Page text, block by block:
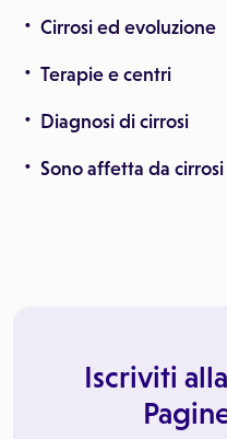
Cirrosi ed evoluzione
Terapie e centri
Diagnosi di cirrosi
Sono affetta da
Iscriviti